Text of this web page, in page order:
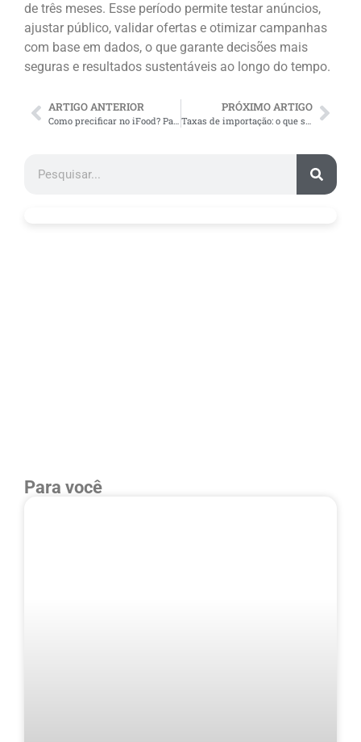
de três meses. Esse período permite testar anúncios,
ajustar público, validar ofertas e otimizar campanhas
com base em dados, o que garante decisões mais
seguras e resultados sustentáveis ao longo do tempo.
ARTIGO ANTERIOR PRÓXIMO ARTIGO
Para você